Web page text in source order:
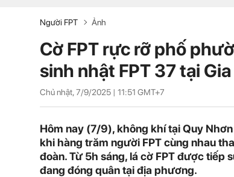
Người FPT Ảnh
Cờ FPT rực rỡ phố
sinh nhật FPT 37 tại Gia
Chủ nhật, 7/9/2025 | 11:51 GMT+7
Hôm nay (7/9), không khí tại Quy
khi hàng trăm người FPT cùng nhau
đoàn. Từ 5h sáng, lá cờ FPT được tiếp
đang đóng quân tại địa phương.